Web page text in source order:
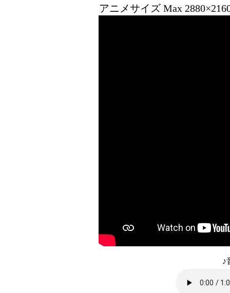
アニメサイズ Max
♪